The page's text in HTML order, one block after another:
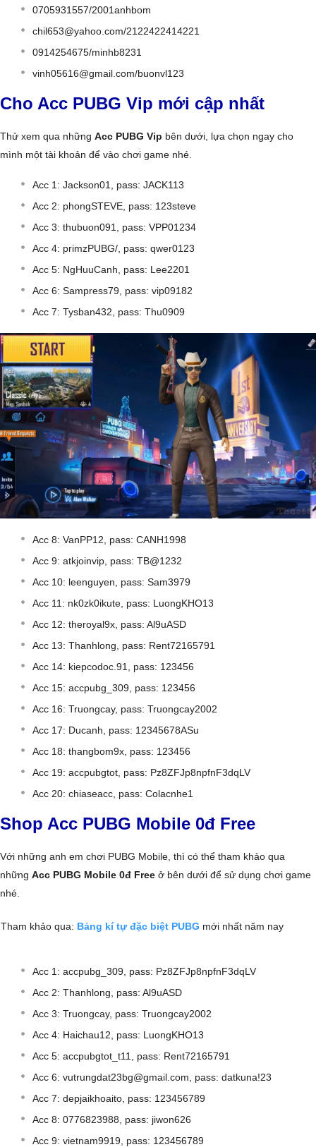
0705931557/2001anhbom
chil653@yahoo.com/2122422414221
0914254675/minhb8231
vinh05616@gmail.com/buonvl123
Cho Acc PUBG Vip mới cập nhất
Thử xem qua những Acc PUBG Vip bên dưới, lựa chọn ngay cho
mình một tài khoản để vào chơi game nhé.
Acc 1: Jackson01, pass: JACK113
Acc 2: phongSTEVE, pass: 123steve
Acc 3: thubuon091, pass: VPP01234
Acc 4: primzPUBG/, pass: qwer0123
Acc 5: NgHuuCanh, pass: Lee2201
Acc 6: Sampress79, pass: vip09182
Acc 7: Tysban432, pass: Thu0909
Acc 8: VanPP12, pass: CANH1998
Acc 9: atkjoinvip, pass: TB@1232
Acc 10: leenguyen, pass: Sam3979
Acc 11: nk0zk0ikute, pass: LuongKHO13
Acc 12: theroyal9x, pass: Al9uASD
Acc 13: Thanhlong, pass: Rent72165791
Acc 14: kiepcodoc.91, pass: 123456
Acc 15: accpubg_309, pass: 123456
Acc 16: Truongcay, pass: Truongcay2002
Acc 17: Ducanh, pass: 12345678ASu
Acc 18: thangbom9x, pass: 123456
Acc 19: accpubgtot, pass: Pz8ZFJp8npfnF3dqLV
Acc 20: chiaseacc, pass: Colacnhe1
Shop Acc PUBG Mobile 0đ Free
Với những anh em chơi PUBG Mobile, thì có thể tham khảo qua
những Acc PUBG Mobile 0đ Free ở bên dưới để sử dụng chơi game
nhé.
Tham khảo qua: Bảng kí tự đặc biệt PUBG mới nhất năm nay
Acc 1: accpubg_309, pass: Pz8ZFJp8npfnF3dqLV
Acc 2: Thanhlong, pass: Al9uASD
Acc 3: Truongcay, pass: Truongcay2002
Acc 4: Haichau12, pass: LuongKHO13
Acc 5: accpubgtot_t11, pass: Rent72165791
Acc 6: vutrungdat23bg@gmail.com , pass: datkuna!23
Acc 7: depjaikhoaito, pass: 123456789
Acc 8: 0776823988, pass: jiwon626
Acc 9: vietnam9919, pass: 123456789